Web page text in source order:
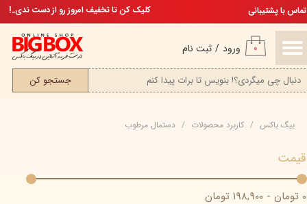
ورود / ثبت نام
حساب کاربری من
تغییر گذر واژه
سفارشات
خروج از حساب کاربری
۰
جستجو کن
تخفیف ویژه، برای مامان خوشگلمکلیک کن تا تخفیف امروز رو از دست ندی..! تماس با پشتیبانی
بیگ باکس کاربرد محصولات دستمال مرطوب
قیمت
۰ تومان - ۱۹۸,۹۰۰ تومان